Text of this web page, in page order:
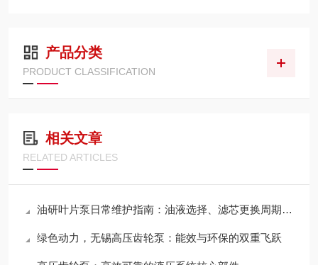
产品分类
PRODUCT CLASSIFICATION
相关文章
RELATED ARTICLES
油研叶片泵日常维护指南：油液选择、滤芯更换周期与使用寿命延长技巧
绿色动力，无锡高压齿轮泵：能效与环保的双重飞跃